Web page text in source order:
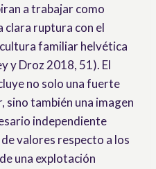
a trabajar como
clara ruptura con el
familiar helvética
y Droz 2018, 51). El
no solo una fuerte
sino también una imagen
independiente
valores respecto a los
una explotación